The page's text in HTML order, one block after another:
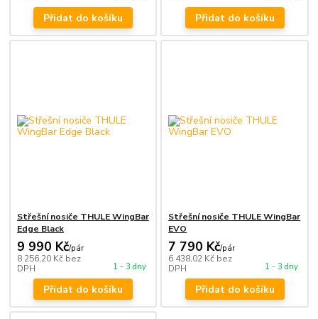
Přidat do košíku Přidat do košíku
Střešní nosiče THULE WingBar
Edge Black
9 990 Kč/pár
8 256,20 Kč bez
DPH
1 - 3 dny
Přidat do košíku
Střešní nosiče THULE WingBar
EVO
7 790 Kč/pár
6 438,02 Kč bez
DPH
1 - 3 dny
Přidat do košíku